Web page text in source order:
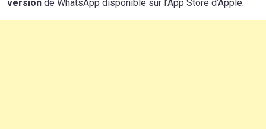
version de WhatsApp disponible sur l’App Store d’Apple.